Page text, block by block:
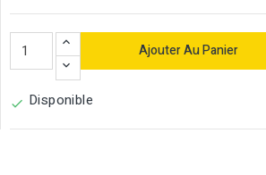
Ajouter Au Panier
 Disponible